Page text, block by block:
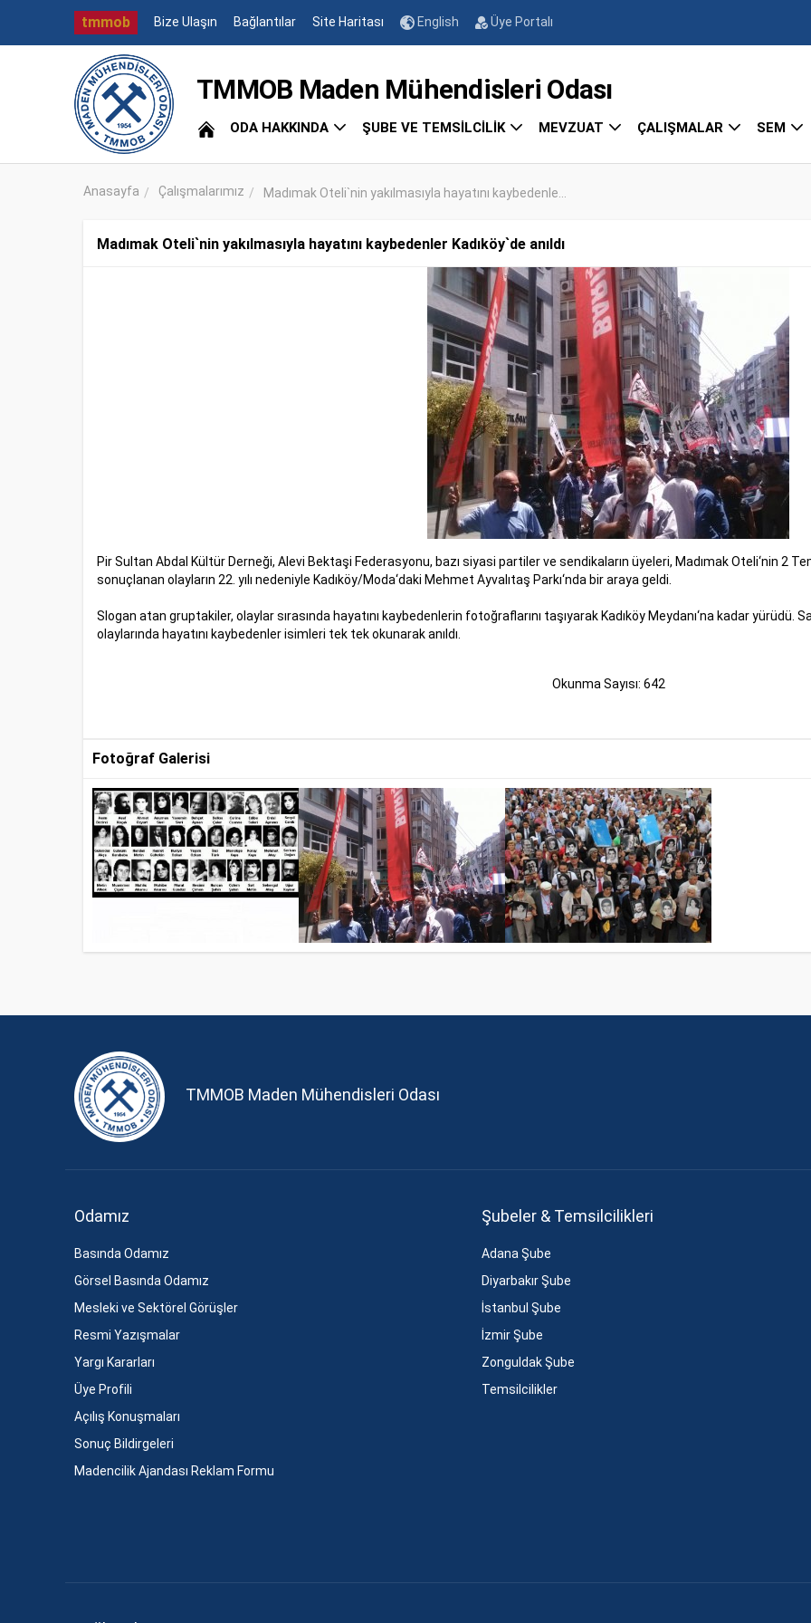
tmmob Bize Ulaşın Bağlantılar Site Haritası English Üye Portalı
TMMOB Maden Mühendisleri Odası
ODA HAKKINDA ŞUBE VE TEMSİLCİLİK MEVZUAT ÇALIŞMALAR SEM
Anasayfa Çalışmalarımız Madımak Oteli`nin yakılmasıyla hayatını kaybedenle...
Madımak Oteli`nin yakılmasıyla hayatını kaybedenler Kadıköy`de anıldı
Pir Sultan Abdal Kültür Derneği, Alevi Bektaşi Federasyonu, bazı siyasi partiler ve sendikaların üyeleri, Madımak Oteli‘nin 2
sonuçlanan olayların 22. yılı nedeniyle Kadıköy/Moda‘daki Mehmet Ayvalıtaş Parkı‘nda bir araya geldi.
Slogan atan gruptakiler, olaylar sırasında hayatını kaybedenlerin fotoğraflarını taşıyarak Kadıköy Meydanı‘na kadar yürüdü.
olaylarında hayatını kaybedenler isimleri tek tek okunarak anıldı.
Okunma Sayısı: 642
Fotoğraf Galerisi
TMMOB Maden Mühendisleri Odası
Odamız
Basında Odamız
Görsel Basında Odamız
Mesleki ve Sektörel Görüşler
Resmi Yazışmalar
Yargı Kararları
Üye Profili
Açılış Konuşmaları
Sonuç Bildirgeleri
Madencilik Ajandası Reklam Formu
Şubeler & Temsilcilikleri
Adana Şube
Diyarbakır Şube
İstanbul Şube
İzmir Şube
Zonguldak Şube
Temsilcilikler